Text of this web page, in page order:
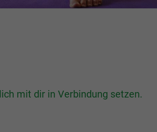
mit dir in Verbindung setzen.